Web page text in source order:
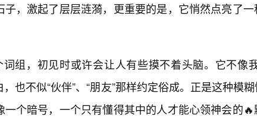
子，激起了层层涟漪，更重要的是，它悄然点亮了
词组，初见时或许会让人有些摸不着头脑。它不像
，也不似“伙伴”、“朋友”那样约定俗成。正是这种模
一个暗号，一个只有懂得其中的人才能心领神会的